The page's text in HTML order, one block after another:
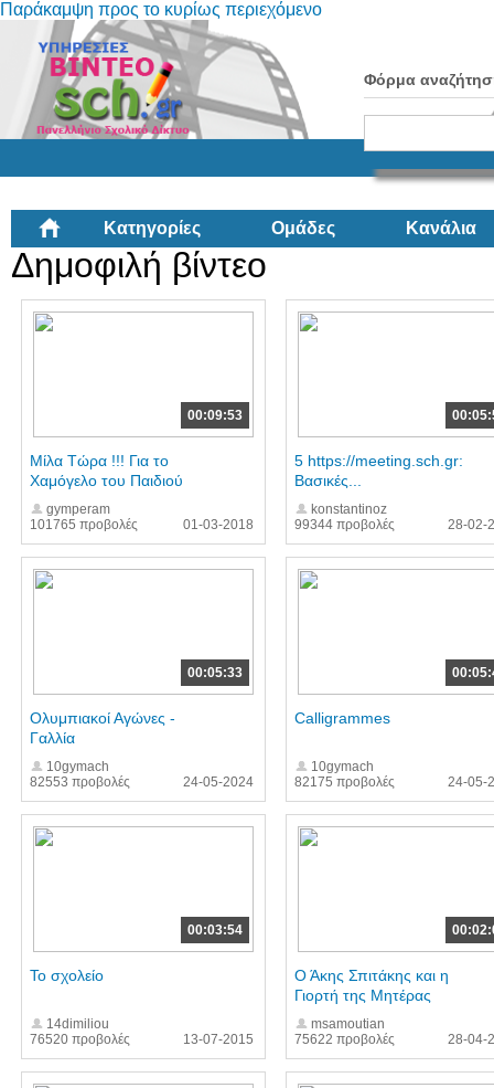
Παράκαμψη προς το κυρίως περιεχόμενο
Φόρμα
Κατηγορίες Ομάδες Κανάλια
Δημοφιλή βίντεο
Μίλα Τώρα !!! Για το
Χαμόγελο του Παιδιού
gymperam
101765 προβολές
01-03-2018
00:09:53
5 https://meeting.sch.gr:
Βασικές...
konstantinoz
99344 προβολές
28-02-
Ολυμπιακοί Αγώνες -
Γαλλία
10gymach
82553 προβολές
24-05-2024
00:05:33
Calligrammes
10gymach
82175 προβολές
24-05-
Το σχολείο
14dimiliou
76520 προβολές
13-07-2015
00:03:54
Ο Άκης Σπιτάκης και η
Γιορτή της Μητέρας
msamoutian
75622 προβολές
28-04-